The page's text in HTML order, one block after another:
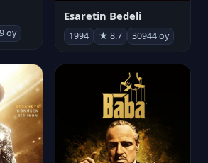
oy
Esaretin Bedeli
1994 ★ 8.7 30944 oy